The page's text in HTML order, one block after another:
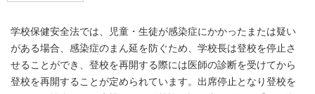
学校保健安全法では、児童・生徒が感染症にかかったまたは疑い
がある場合、感染症のまん延を防ぐため、学校長は登校を停止さ
せることができ、登校を再開する際には医師の診断を受けてから
登校を再開することが定められています。出席停止となり登校を